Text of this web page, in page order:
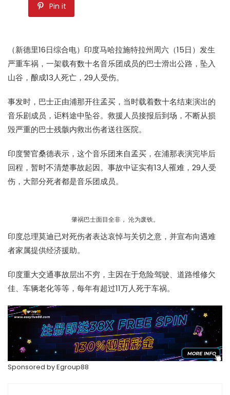
Pin it
（新德里16日综合电）印度马哈拉施特拉州周六（15日）发生
严重车祸 ，一架载有数十名音乐团成员的巴士滑出公路 ，坠入
山谷，酿成13人死亡，29人受伤。
事发时，巴士正由浦那开往孟买，当时载着数十名结束演出的
音乐剧成员，讵料途中坠谷。救援人员接报后到场，不断从损
毁严重的巴士残骸内救出伤者送往医院。
印度警官桑德表示，这个音乐团来自孟买，在浦那表演完毕后
回程，暂时不清楚事故起因。事故中证实有13人罹难，29人受
伤，大部分死者都是音乐团成员。
肇祸巴士面目全非， 沦为废铁。
印度总理莫迪已对死伤者表达哀悼与关切之意，并宣布向遇难
者家属提供经济援助。
印度重大交通事故层出不穷，主因在于危险驾驶、道路维修欠
佳、车辆老化等等，每年有超过11万人死于车祸。
Sponsored byEgroup88